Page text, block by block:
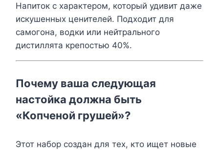
Напиток с характером, который удивит даже
искушенных ценителей. Подходит для
самогона, водки или нейтрального
дистиллята крепостью 40%.
Почему ваша следующая
настойка должна быть
«Копченой грушей»?
Этот набор создан для тех, кто ищет новые